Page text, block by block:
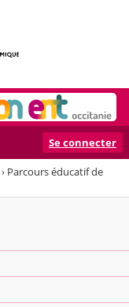
Se connecter
› Parcours éducatif de